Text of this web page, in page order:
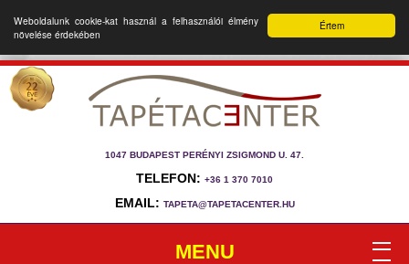
Értem
Weboldalunk cookie-kat használ a felhasználói élmény
növelése érdekében
1047 BUDAPEST PERÉNYI ZSIGMOND U. 47.
TELEFON: +36 1 370 7010
EMAIL: TAPETA@TAPETACENTER.HU
MENU